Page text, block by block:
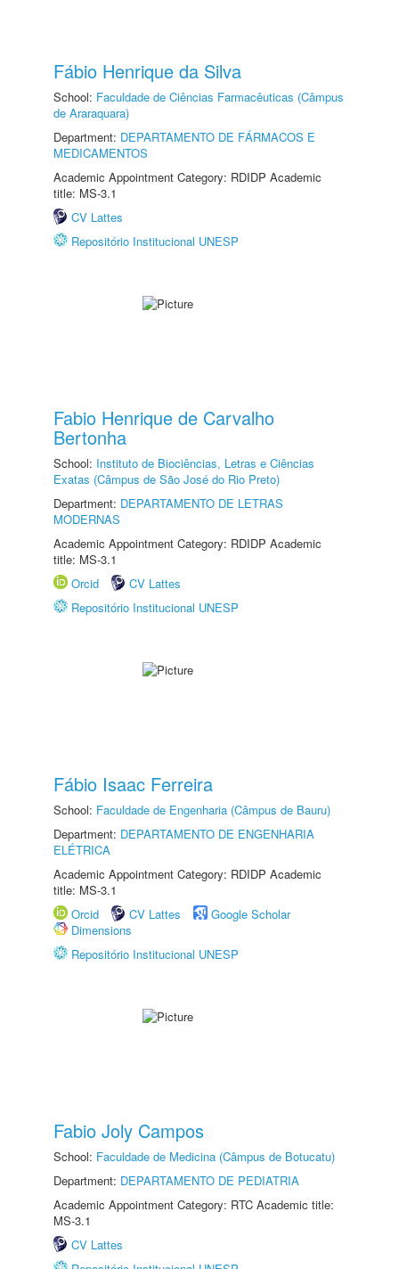
Fábio Henrique da Silva
School: Faculdade de Ciências Farmacêuticas (Câmpus
de Araraquara)
Department: DEPARTAMENTO DE FÁRMACOS E
MEDICAMENTOS
Academic Appointment Category: RDIDP Academic
title: MS-3.1
CV Lattes
Repositório Institucional UNESP
Fabio Henrique de Carvalho
Bertonha
School: Instituto de Biociências, Letras e Ciências
Exatas (Câmpus de São José do Rio Preto)
Department: DEPARTAMENTO DE LETRAS
MODERNAS
Academic Appointment Category: RDIDP Academic
title: MS-3.1
Orcid
CV Lattes
Repositório Institucional UNESP
Fábio Isaac Ferreira
School: Faculdade de Engenharia (Câmpus de Bauru)
Department: DEPARTAMENTO DE ENGENHARIA
ELÉTRICA
Academic Appointment Category: RDIDP Academic
title: MS-3.1
Orcid
CV Lattes
Google Scholar
Dimensions
Repositório Institucional UNESP
Fabio Joly Campos
School: Faculdade de Medicina (Câmpus de Botucatu)
Department: DEPARTAMENTO DE PEDIATRIA
Academic Appointment Category: RTC Academic title:
MS-3.1
CV Lattes